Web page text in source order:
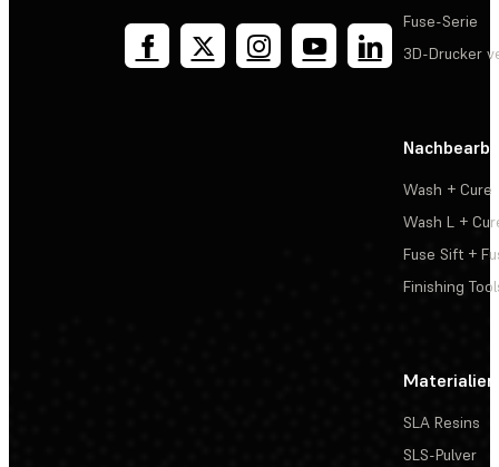
Fuse-Serie
3D-Drucker
Wash + Cure
Wash L +
Fuse Sift +
Finishing
Materialien
SLA Resins
SLS-Pulver